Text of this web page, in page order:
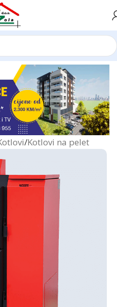
/Kotlovi na pelet